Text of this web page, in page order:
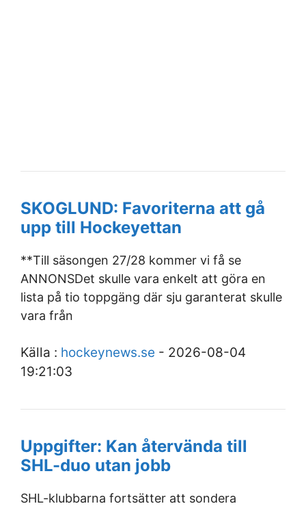
SKOGLUND: Favoriterna att gå
upp till Hockeyettan
**Till säsongen 27/28 kommer vi få se
ANNONSDet skulle vara enkelt att göra en
lista på tio toppgäng där sju garanterat skulle
vara från
Källa : hockeynews.se - 2026-08-04
19:21:03
Uppgifter: Kan återvända till
SHL-duo utan jobb
SHL-klubbarna fortsätter att sondera